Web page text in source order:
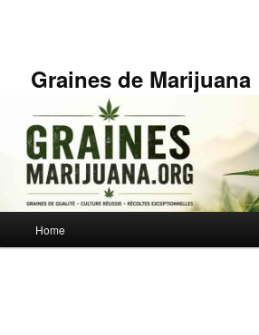
Graines de Marijuana
Home